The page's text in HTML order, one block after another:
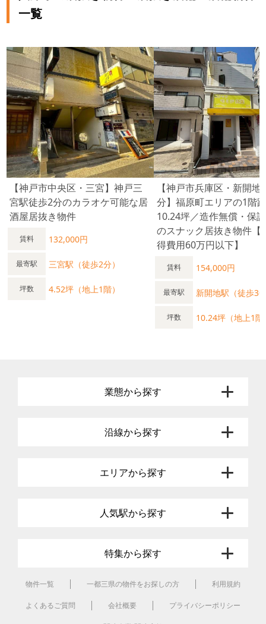
一覧
【神戸市中央区・三宮】神戸三
宮駅徒歩2分のカラオケ可能な居
酒屋居抜き物件
賃料 132,000円
最寄駅 三宮駅（徒歩2分）
坪数 4.52坪（地上1階）
【神戸市兵庫区・新開地
分】福原町エリアの1階
10.24坪／造作無償・保
のスナック居抜き物件【
得費用60万円以下】
賃料 154,000円
最寄駅 新開地駅（徒歩3
坪数 10.24坪（地上1階
業態から探す
沿線から探す
エリアから探す
人気駅から探す
特集から探す
物件一覧 一都三県の物件をお探しの方 利用規約
よくあるご質問 会社概要 プライバシーポリシー